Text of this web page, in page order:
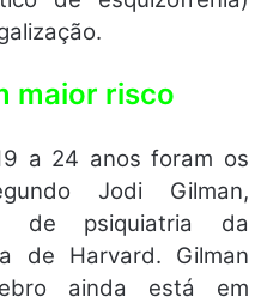
maior risco
a 24 anos foram os
Jodi Gilman,
de psiquiatria da
de Harvard. Gilman
ainda está em